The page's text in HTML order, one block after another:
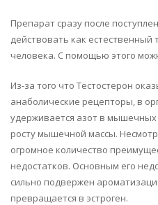
Препарат сразу после
действовать как естественный
человека. С помощью этого
Из-за того что Тестостерон
анаболические рецепторы, в
удерживается азот в мышечных
росту мышечной массы.
огромное количество
недостатков. Основным его
сильно подвержен
превращается в эстроген.